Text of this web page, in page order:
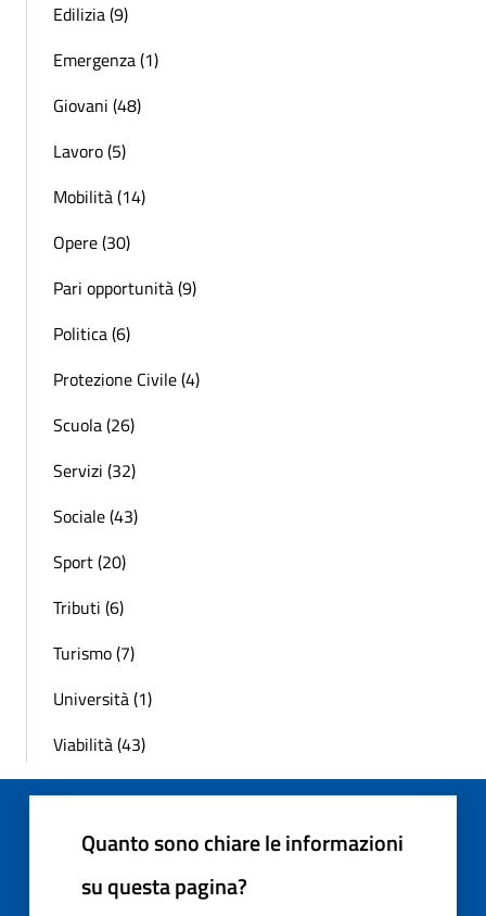
Edilizia (9)
Emergenza (1)
Giovani (48)
Lavoro (5)
Mobilità (14)
Opere (30)
Pari opportunità (9)
Politica (6)
Protezione Civile (4)
Scuola (26)
Servizi (32)
Sociale (43)
Sport (20)
Tributi (6)
Turismo (7)
Università (1)
Viabilità (43)
Quanto sono chiare le informazioni
su questa pagina?